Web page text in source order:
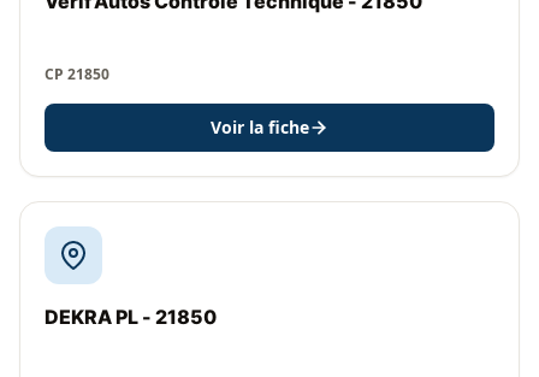
CP 21850
Voir la fiche
DEKRA PL - 21850